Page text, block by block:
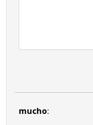
mucho: